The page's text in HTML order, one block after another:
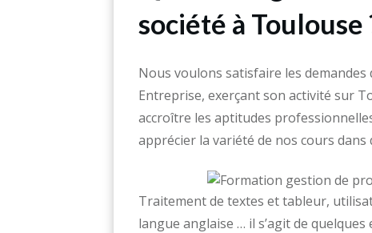
société à Toulouse
Nous voulons satisfaire les demandes
Entreprise, exerçant son activité sur
accroître les aptitudes
apprécier la variété de nos cours dans
Traitement de textes et tableur,
langue anglaise … il s’agit de